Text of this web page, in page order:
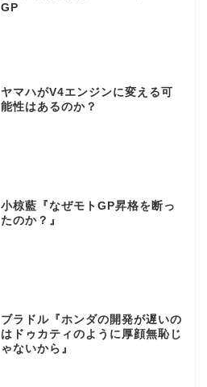
GP
ヤマハがV4エンジンに変える可
能性はあるのか？
小椋藍『なぜモトGP昇格を断っ
たのか？』
ブラドル『ホンダの開発が遅いの
はドゥカティのように厚顔無恥じ
ゃないから』